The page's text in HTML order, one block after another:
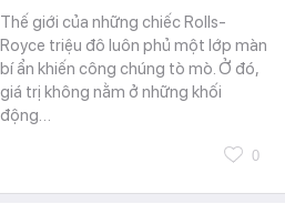
Thế giới của những chiếc Rolls-
Royce triệu đô luôn phủ một lớp màn
bí ẩn khiến công chúng tò mò. Ở đó,
giá trị không nằm ở những khối
động…
0